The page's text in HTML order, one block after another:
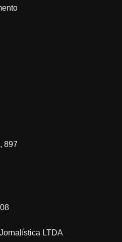
897
LTDA